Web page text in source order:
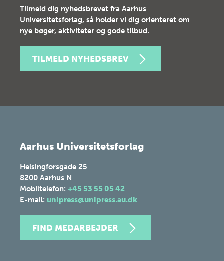
Tilmeld dig nyhedsbrevet fra Aarhus
Universitetsforlag, så holder vi dig orienteret om
nye bøger, aktiviteter og gode tilbud.
TILMELD NYHEDSBREV
Aarhus Universitetsforlag
Helsingforsgade 25
8200 Aarhus N
Mobiltelefon: +45 53 55 05 42
E-mail: unipress@unipress.au.dk
FIND MEDARBEJDER